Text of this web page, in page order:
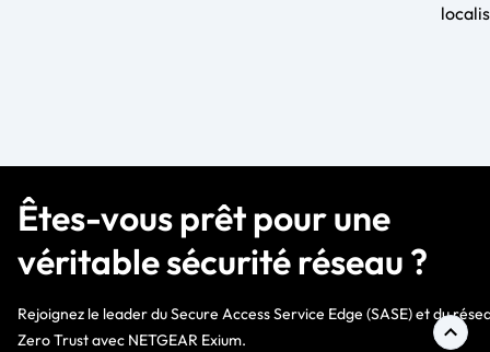
Êtes-vous prêt pour une
véritable sécurité réseau ?
Rejoignez le leader du Secure Access Service Edge (SASE) et du
Zero Trust avec NETGEAR Exium.